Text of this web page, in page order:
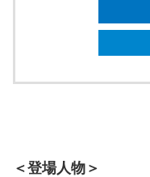
＜登場人物＞